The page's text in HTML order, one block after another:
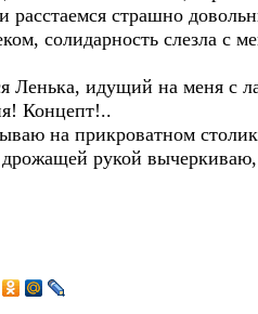
расстаемся страшно
солидарность слезла с
Ленька, идущий на меня с
Концепт!..
на прикроватном
рукой